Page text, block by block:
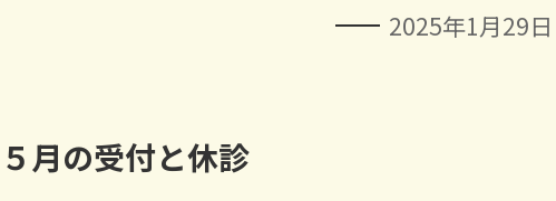
2025年1月29日
５月の受付と休診